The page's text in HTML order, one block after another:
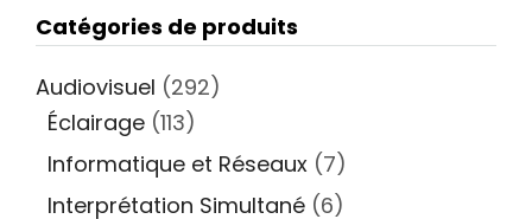
Catégories de produits
Audiovisuel (292)
Éclairage (113)
Informatique et Réseaux (7)
Interprétation Simultané (6)